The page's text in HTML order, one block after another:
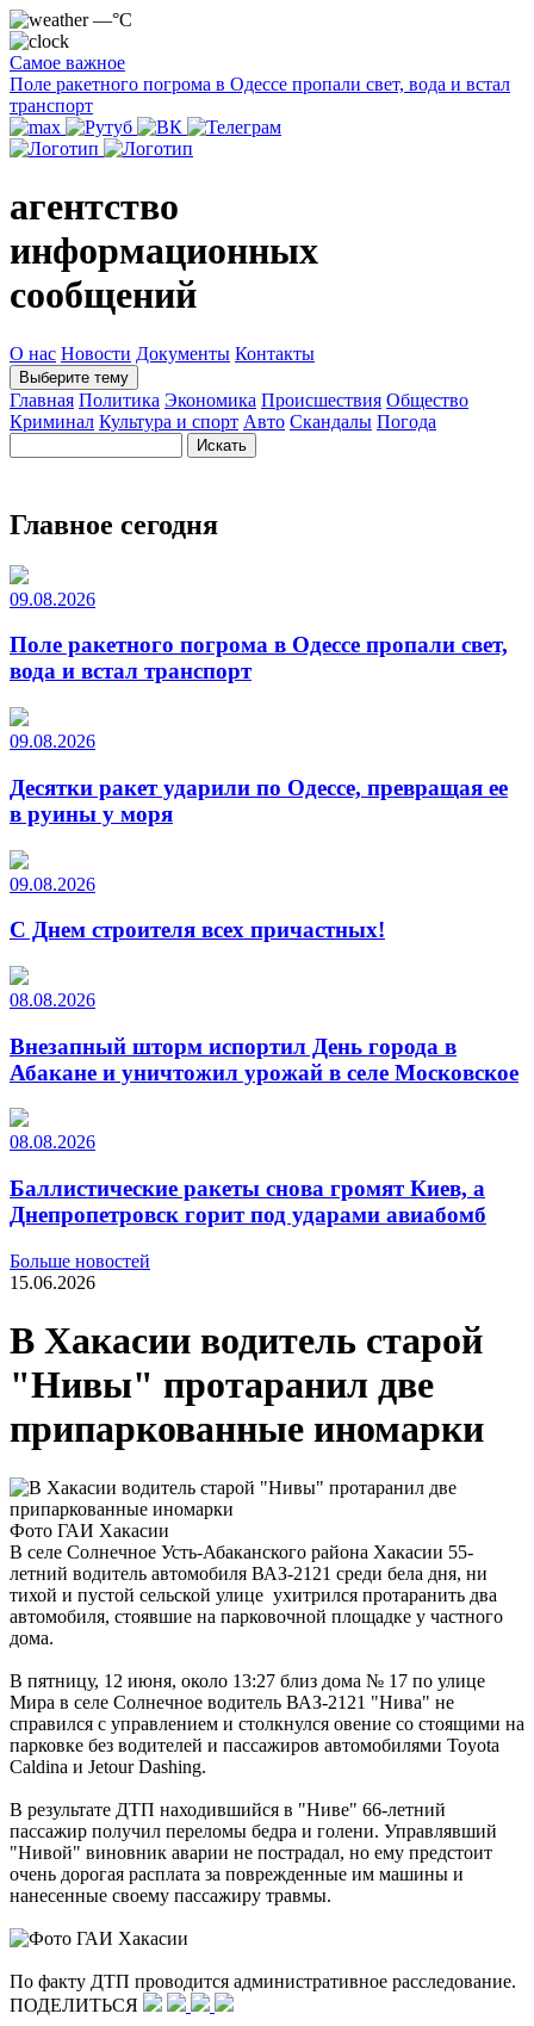
—°C
Самое важное
Поле ракетного погрома в Одессе пропали свет, вода и встал
транспорт
агентство
информационных
сообщений
О нас Новости Документы Контакты
Выберите тему
Главная Политика Экономика Происшествия Общество
Криминал Культура и спорт Авто Скандалы Погода
Главное сегодня
09.08.2026
Поле ракетного погрома в Одессе пропали свет,
вода и встал транспорт
09.08.2026
Десятки ракет ударили по Одессе, превращая ее
в руины у моря
09.08.2026
С Днем строителя всех причастных!
08.08.2026
Внезапный шторм испортил День города в
Абакане и уничтожил урожай в селе Московское
08.08.2026
Баллистические ракеты снова громят Киев, а
Днепропетровск горит под ударами авиабомб
Больше новостей
15.06.2026
В Хакасии водитель старой
"Нивы" протаранил две
припаркованные иномарки
Фото ГАИ Хакасии
В селе Солнечное Усть-Абаканского района Хакасии 55-
летний водитель автомобиля ВАЗ-2121 среди бела дня, ни
тихой и пустой сельской улице ухитрился протаранить два
автомобиля, стоявшие на парковочной площадке у частного
дома.
В пятницу, 12 июня, около 13:27 близ дома № 17 по улице
Мира в селе Солнечное водитель ВАЗ-2121 "Нива" не
справился с управлением и столкнулся овение со стоящими на
парковке без водителей и пассажиров автомобилями Toyota
Caldina и Jetour Dashing.
В результате ДТП находившийся в "Ниве" 66-летний
пассажир получил переломы бедра и голени. Управлявший
"Нивой" виновник аварии не пострадал, но ему предстоит
очень дорогая расплата за поврежденные им машины и
нанесенные своему пассажиру травмы.
По факту ДТП проводится административное расследование.
ПОДЕЛИТЬСЯ